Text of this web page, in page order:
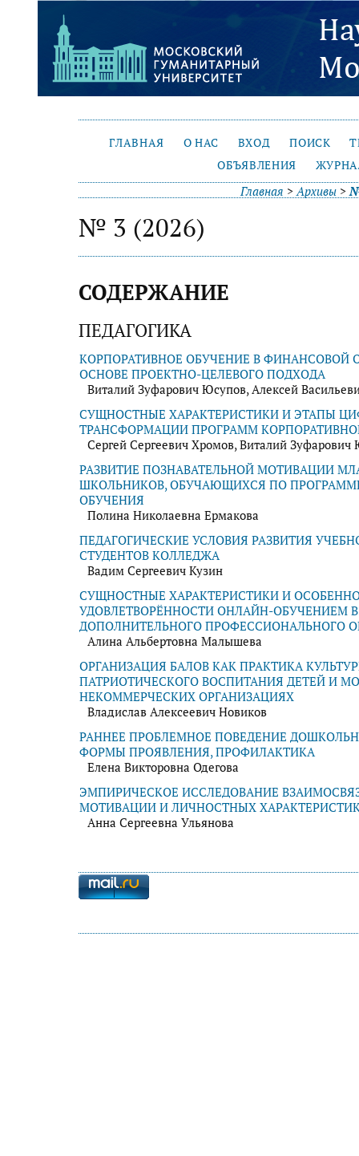
ГЛАВНАЯ О НАС ВХОД ПОИСК
ОБЪЯВЛЕНИЯ
Главная >Архивы>
№ 3 (2026)
СОДЕРЖАНИЕ
ПЕДАГОГИКА
КОРПОРАТИВНОЕ ОБУЧЕНИЕ В ФИНАНСОВОЙ
ОСНОВЕ ПРОЕКТНО-ЦЕЛЕВОГО ПОДХОДА
Виталий Зуфарович Юсупов, Алексей
СУЩНОСТНЫЕ ХАРАКТЕРИСТИКИ И ЭТАПЫ
ТРАНСФОРМАЦИИ ПРОГРАММ
Сергей Сергеевич Хромов, Виталий Зуфарович
РАЗВИТИЕ ПОЗНАВАТЕЛЬНОЙ МОТИВАЦИИ
ШКОЛЬНИКОВ, ОБУЧАЮЩИХСЯ ПО
ОБУЧЕНИЯ
Полина Николаевна Ермакова
ПЕДАГОГИЧЕСКИЕ УСЛОВИЯ РАЗВИТИЯ
СТУДЕНТОВ КОЛЛЕДЖА
Вадим Сергеевич Кузин
СУЩНОСТНЫЕ ХАРАКТЕРИСТИКИ И
УДОВЛЕТВОРЁННОСТИ ОНЛАЙН-ОБУЧЕНИЕМ
ДОПОЛНИТЕЛЬНОГО ПРОФЕССИОНАЛЬНОГО
Алина Альбертовна Малышева
ОРГАНИЗАЦИЯ БАЛОВ КАК ПРАКТИКА
ПАТРИОТИЧЕСКОГО ВОСПИТАНИЯ ДЕТЕЙ И
НЕКОММЕРЧЕСКИХ ОРГАНИЗАЦИЯХ
Владислав Алексеевич Новиков
РАННЕЕ ПРОБЛЕМНОЕ ПОВЕДЕНИЕ
ФОРМЫ ПРОЯВЛЕНИЯ, ПРОФИЛАКТИКА
Елена Викторовна Одегова
ЭМПИРИЧЕСКОЕ ИССЛЕДОВАНИЕ
МОТИВАЦИИ И ЛИЧНОСТНЫХ
Анна Сергеевна Ульянова